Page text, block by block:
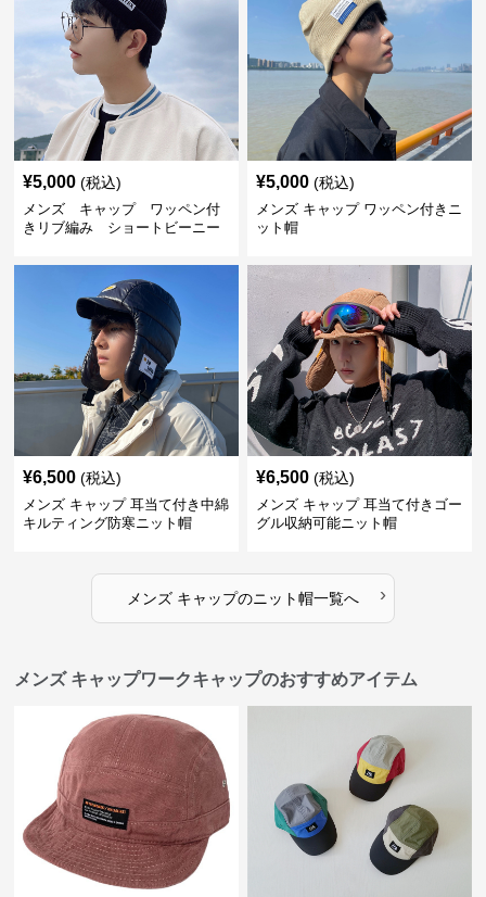
¥5,000 (税込)
メンズ キャップ ワッペン付
きリブ編み ショートビーニー
¥5,000 (税込)
メンズ キャップ ワッペン付きニ
ット帽
¥6,500 (税込)
メンズ キャップ 耳当て付き中綿
キルティング防寒ニット帽
¥6,500 (税込)
メンズ キャップ 耳当て付きゴー
グル収納可能ニット帽
メンズ キャップのニット帽一覧へ ›
メンズ キャップワークキャップのおすすめアイテム